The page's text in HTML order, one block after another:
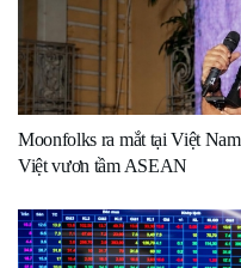
Moonfolks ra mắt tại Việt
Việt vươn tầm ASEAN